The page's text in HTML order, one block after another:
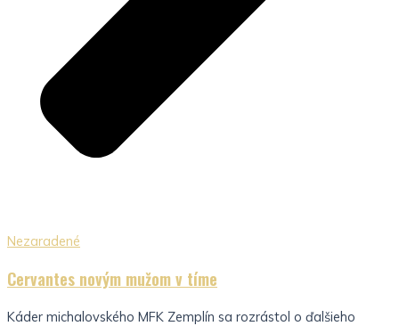
Nezaradené
Cervantes novým mužom v tíme
Káder michalovského MFK Zemplín sa rozrástol o ďalšieho